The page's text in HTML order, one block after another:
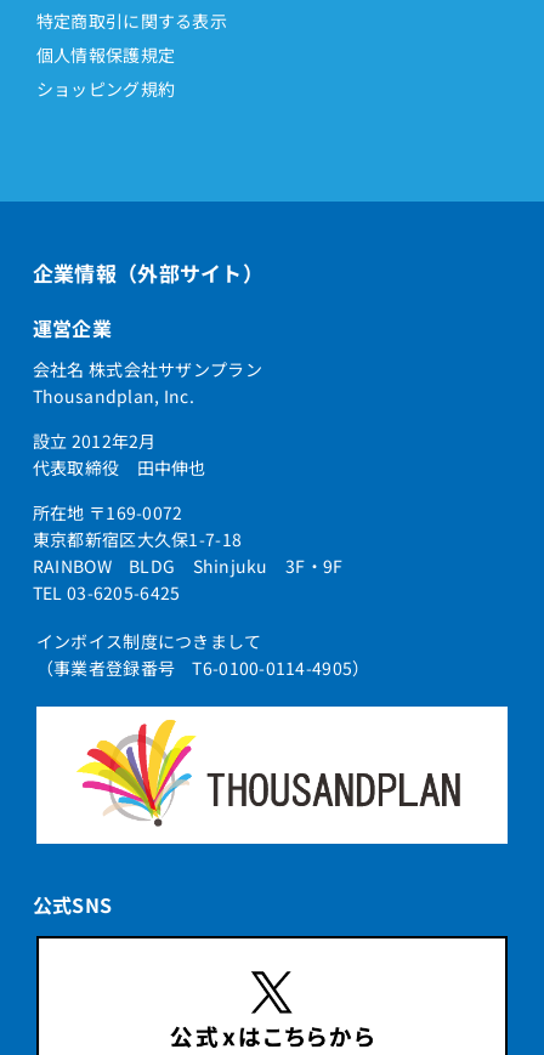
特定商取引に関する表示
個人情報保護規定
ショッピング規約
企業情報（外部サイト）
運営企業
会社名 株式会社サザンプラン
Thousandplan, Inc.
設立 2012年2月
代表取締役 田中伸也
所在地 〒169-0072
東京都新宿区大久保1-7-18
RAINBOW BLDG Shinjuku 3F・9F
TEL 03-6205-6425
インボイス制度につきまして
（事業者登録番号 T6-0100-0114-4905）
公式SNS